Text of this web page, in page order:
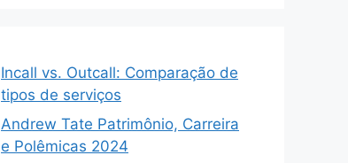
Incall vs. Outcall: Comparação de
tipos de serviços
Andrew Tate Patrimônio, Carreira
e Polêmicas 2024